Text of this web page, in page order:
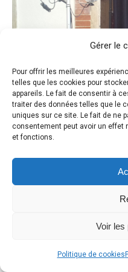
Gérer le
Pour offrir les meilleures
telles que les cookies pour
appareils. Le fait de consentir à
traiter des données telles que le
uniques sur ce site. Le fait de ne
consentement peut avoir un
et fonctions.
Voir les
Politique de cookies